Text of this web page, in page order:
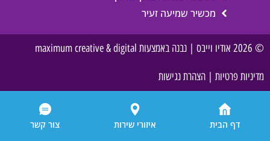
מכשיר שמיעה זעיר
© 2026 אודיו וייבס | נבנה באמצעות maximum creative & digital
מדיניות פרטיות | הצהרת נגישות
דף הבית איזורי שירות צור קשר